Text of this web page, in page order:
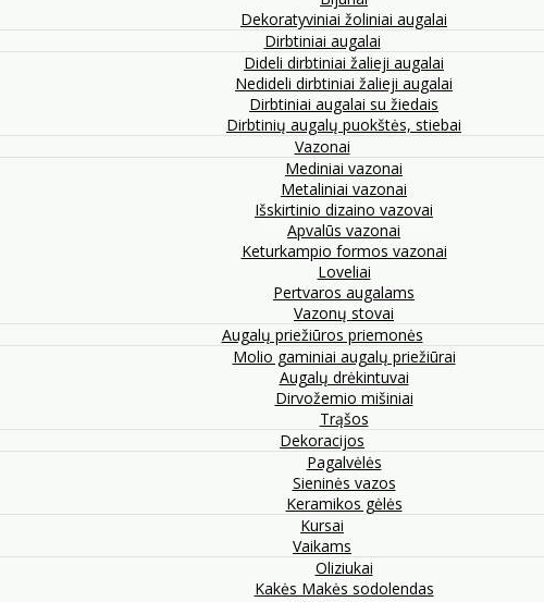
Dekoratyviniai žoliniai augalai
Dirbtiniai augalai
Dideli dirbtiniai žalieji augalai
Nedideli dirbtiniai žalieji augalai
Dirbtiniai augalai su žiedais
Dirbtinių augalų puokštės, stiebai
Vazonai
Mediniai vazonai
Metaliniai vazonai
Išskirtinio dizaino vazovai
Apvalūs vazonai
Keturkampio formos vazonai
Loveliai
Pertvaros augalams
Vazonų stovai
Augalų priežiūros priemonės
Molio gaminiai augalų priežiūrai
Augalų drėkintuvai
Dirvožemio mišiniai
Trąšos
Dekoracijos
Pagalvėlės
Sieninės vazos
Keramikos gėlės
Kursai
Vaikams
Oliziukai
Kakės Makės sodolendas